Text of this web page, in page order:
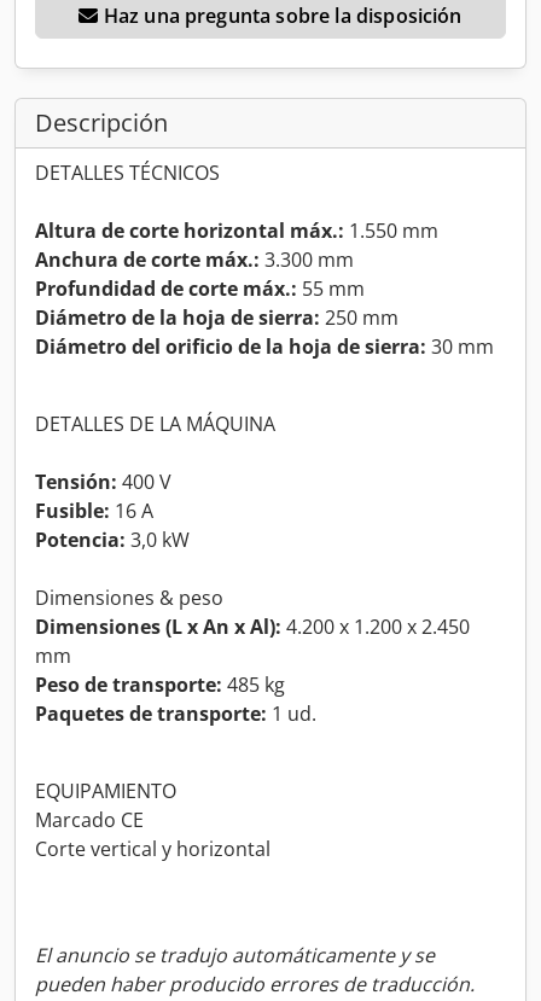
Haz una pregunta sobre la disposición
Descripción
DETALLES TÉCNICOS
Altura de corte horizontal máx.: 1.550 mm
Anchura de corte máx.: 3.300 mm
Profundidad de corte máx.: 55 mm
Diámetro de la hoja de sierra: 250 mm
Diámetro del orificio de la hoja de sierra: 30 mm
DETALLES DE LA MÁQUINA
Tensión: 400 V
Fusible: 16 A
Potencia: 3,0 kW
Dimensiones & peso
Dimensiones (L x An x Al): 4.200 x 1.200 x 2.450
mm
Peso de transporte: 485 kg
Paquetes de transporte: 1 ud.
EQUIPAMIENTO
Marcado CE
Corte vertical y horizontal
El anuncio se tradujo automáticamente y se
pueden haber producido errores de traducción.